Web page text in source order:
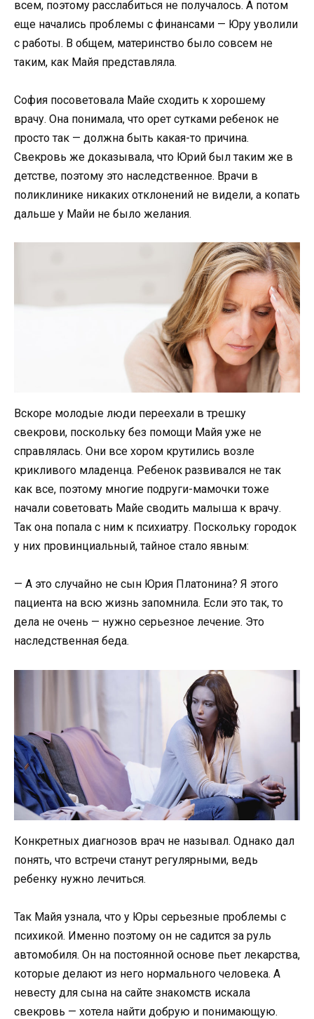
всем, поэтому расслабиться не получалось. А потом
еще начались проблемы с финансами — Юру уволили
с работы. В общем, материнство было совсем не
таким, как Майя представляла.
София посоветовала Майе сходить к хорошему
врачу. Она понимала, что орет сутками ребенок не
просто так — должна быть какая-то причина.
Свекровь же доказывала, что Юрий был таким же в
детстве, поэтому это наследственное. Врачи в
поликлинике никаких отклонений не видели, а копать
дальше у Майи не было желания.
Вскоре молодые люди переехали в трешку
свекрови, поскольку без помощи Майя уже не
справлялась. Они все хором крутились возле
крикливого младенца. Ребенок развивался не так
как все, поэтому многие подруги-мамочки тоже
начали советовать Майе сводить малыша к врачу.
Так она попала с ним к психиатру. Поскольку городок
у них провинциальный, тайное стало явным:
— А это случайно не сын Юрия Платонина? Я этого
пациента на всю жизнь запомнила. Если это так, то
дела не очень — нужно серьезное лечение. Это
наследственная беда.
Конкретных диагнозов врач не называл. Однако дал
понять, что встречи станут регулярными, ведь
ребенку нужно лечиться.
Так Майя узнала, что у Юры серьезные проблемы с
психикой. Именно поэтому он не садится за руль
автомобиля. Он на постоянной основе пьет лекарства,
которые делают из него нормального человека. А
невесту для сына на сайте знакомств искала
свекровь — хотела найти добрую и понимающую.